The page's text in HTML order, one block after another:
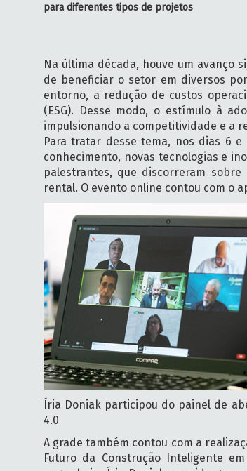
para diferentes tipos de projetos
Na última década, houve um avanço
de beneficiar o setor em diversos
entorno, a redução de custos
(ESG). Desse modo, o estímulo à
impulsionando a competitividade e a
Para tratar desse tema, nos dias 6
conhecimento, novas tecnologias e
palestrantes, que discorreram
rental. O evento online contou com o
Íria Doniak participou do painel de
4.0
A grade também contou com a
Futuro da Construção Inteligente